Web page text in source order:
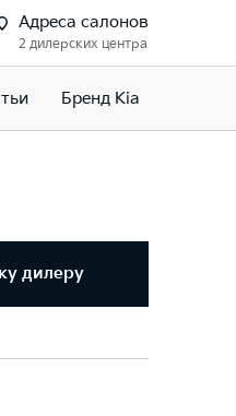
Адреса салонов
2 дилерских центра
Бренд Kia
дилеру